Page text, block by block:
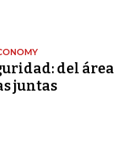
del área
juntas